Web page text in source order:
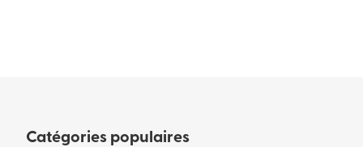
Catégories populaires